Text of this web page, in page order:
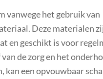
vanwege het gebruik van
Deze materialen
en geschikt is voor
de zorg en het
kan een opvouwbaar